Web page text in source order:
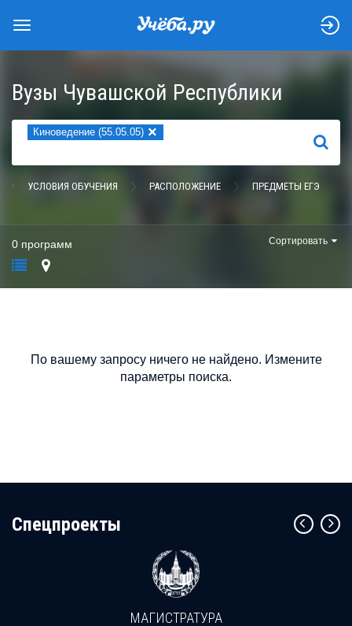
Вузы Чувашской Республики
Киноведение (55.05.05) ×
НАЙТИ
УСЛОВИЯ ОБУЧЕНИЯ РАСПОЛОЖЕНИЕ ПРЕДМЕТЫ ЕГЭ
0 программ Сортировать
По вашему запросу ничего не найдено. Измените
параметры поиска.
Cпецпроекты
МАГИСТРАТУРА